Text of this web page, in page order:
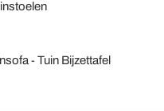
Tuin Bijzettafel